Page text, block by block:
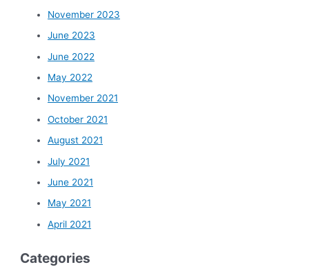
November 2023
June 2023
June 2022
May 2022
November 2021
October 2021
August 2021
July 2021
June 2021
May 2021
April 2021
Categories